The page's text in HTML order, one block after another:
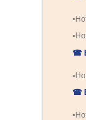
☎
☎